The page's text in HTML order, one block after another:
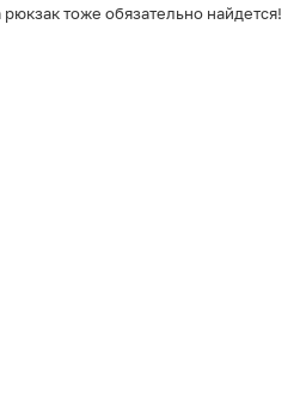
тоже обязательно найдется!